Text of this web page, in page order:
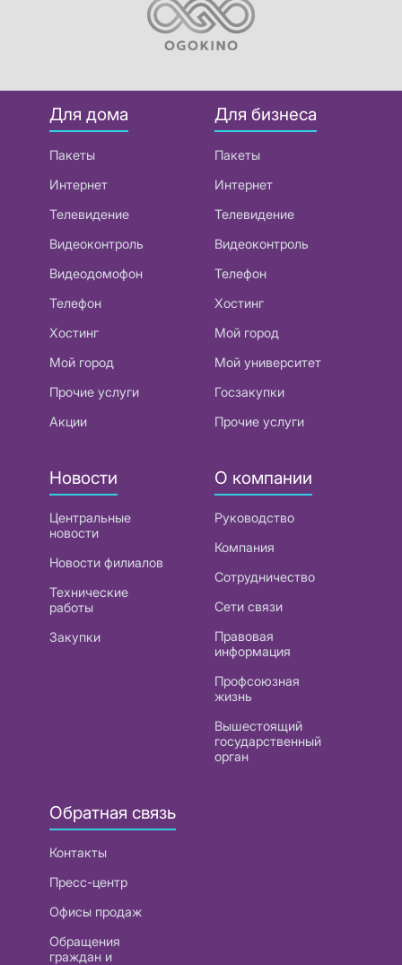
Для дома
Пакеты
Интернет
Телевидение
Видеоконтроль
Видеодомофон
Телефон
Хостинг
Мой город
Прочие услуги
Акции
Для бизнеса
Пакеты
Интернет
Телевидение
Видеоконтроль
Телефон
Хостинг
Мой город
Мой университет
Госзакупки
Прочие услуги
Новости
Центральные
новости
Новости филиалов
Технические
работы
Закупки
О компании
Руководство
Компания
Сотрудничество
Сети связи
Правовая
информация
Профсоюзная
жизнь
Вышестоящий
государственный
орган
Обратная связь
Контакты
Пресс-центр
Офисы продаж
Обращения
граждан и